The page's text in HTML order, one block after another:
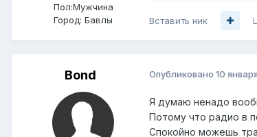
Пол:Мужчина
Город: Бавлы Вставить ник
Bond Опубликовано 10
Я думаю ненадо
Потому что радио в
Спокойно можешь